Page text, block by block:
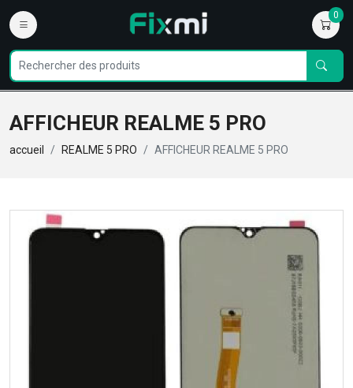
0
AFFICHEUR REALME 5 PRO
accueil REALME 5 PRO AFFICHEUR REALME 5 PRO